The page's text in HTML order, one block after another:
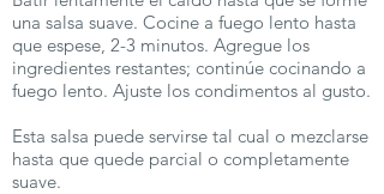
una salsa suave. Cocine a fuego lento hasta
que espese, 2-3 minutos. Agregue los
ingredientes restantes; continúe cocinando a
fuego lento. Ajuste los condimentos al gusto.
Esta salsa puede servirse tal cual o mezclarse
hasta que quede parcial o completamente
suave.